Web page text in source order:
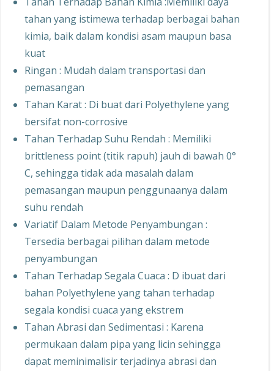
tahan yang istimewa terhadap berbagai bahan
kimia, baik dalam kondisi asam maupun basa
kuat
Ringan : Mudah dalam transportasi dan
pemasangan
Tahan Karat : Di buat dari Polyethylene yang
bersifat non-corrosive
Tahan Terhadap Suhu Rendah : Memiliki
brittleness point (titik rapuh) jauh di bawah 0°
C, sehingga tidak ada masalah dalam
pemasangan maupun penggunaanya dalam
suhu rendah
Variatif Dalam Metode Penyambungan :
Tersedia berbagai pilihan dalam metode
penyambungan
Tahan Terhadap Segala Cuaca : D ibuat dari
bahan Polyethylene yang tahan terhadap
segala kondisi cuaca yang ekstrem
Tahan Abrasi dan Sedimentasi : Karena
permukaan dalam pipa yang licin sehingga
dapat meminimalisir terjadinya abrasi dan